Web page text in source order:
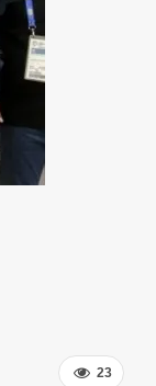
23